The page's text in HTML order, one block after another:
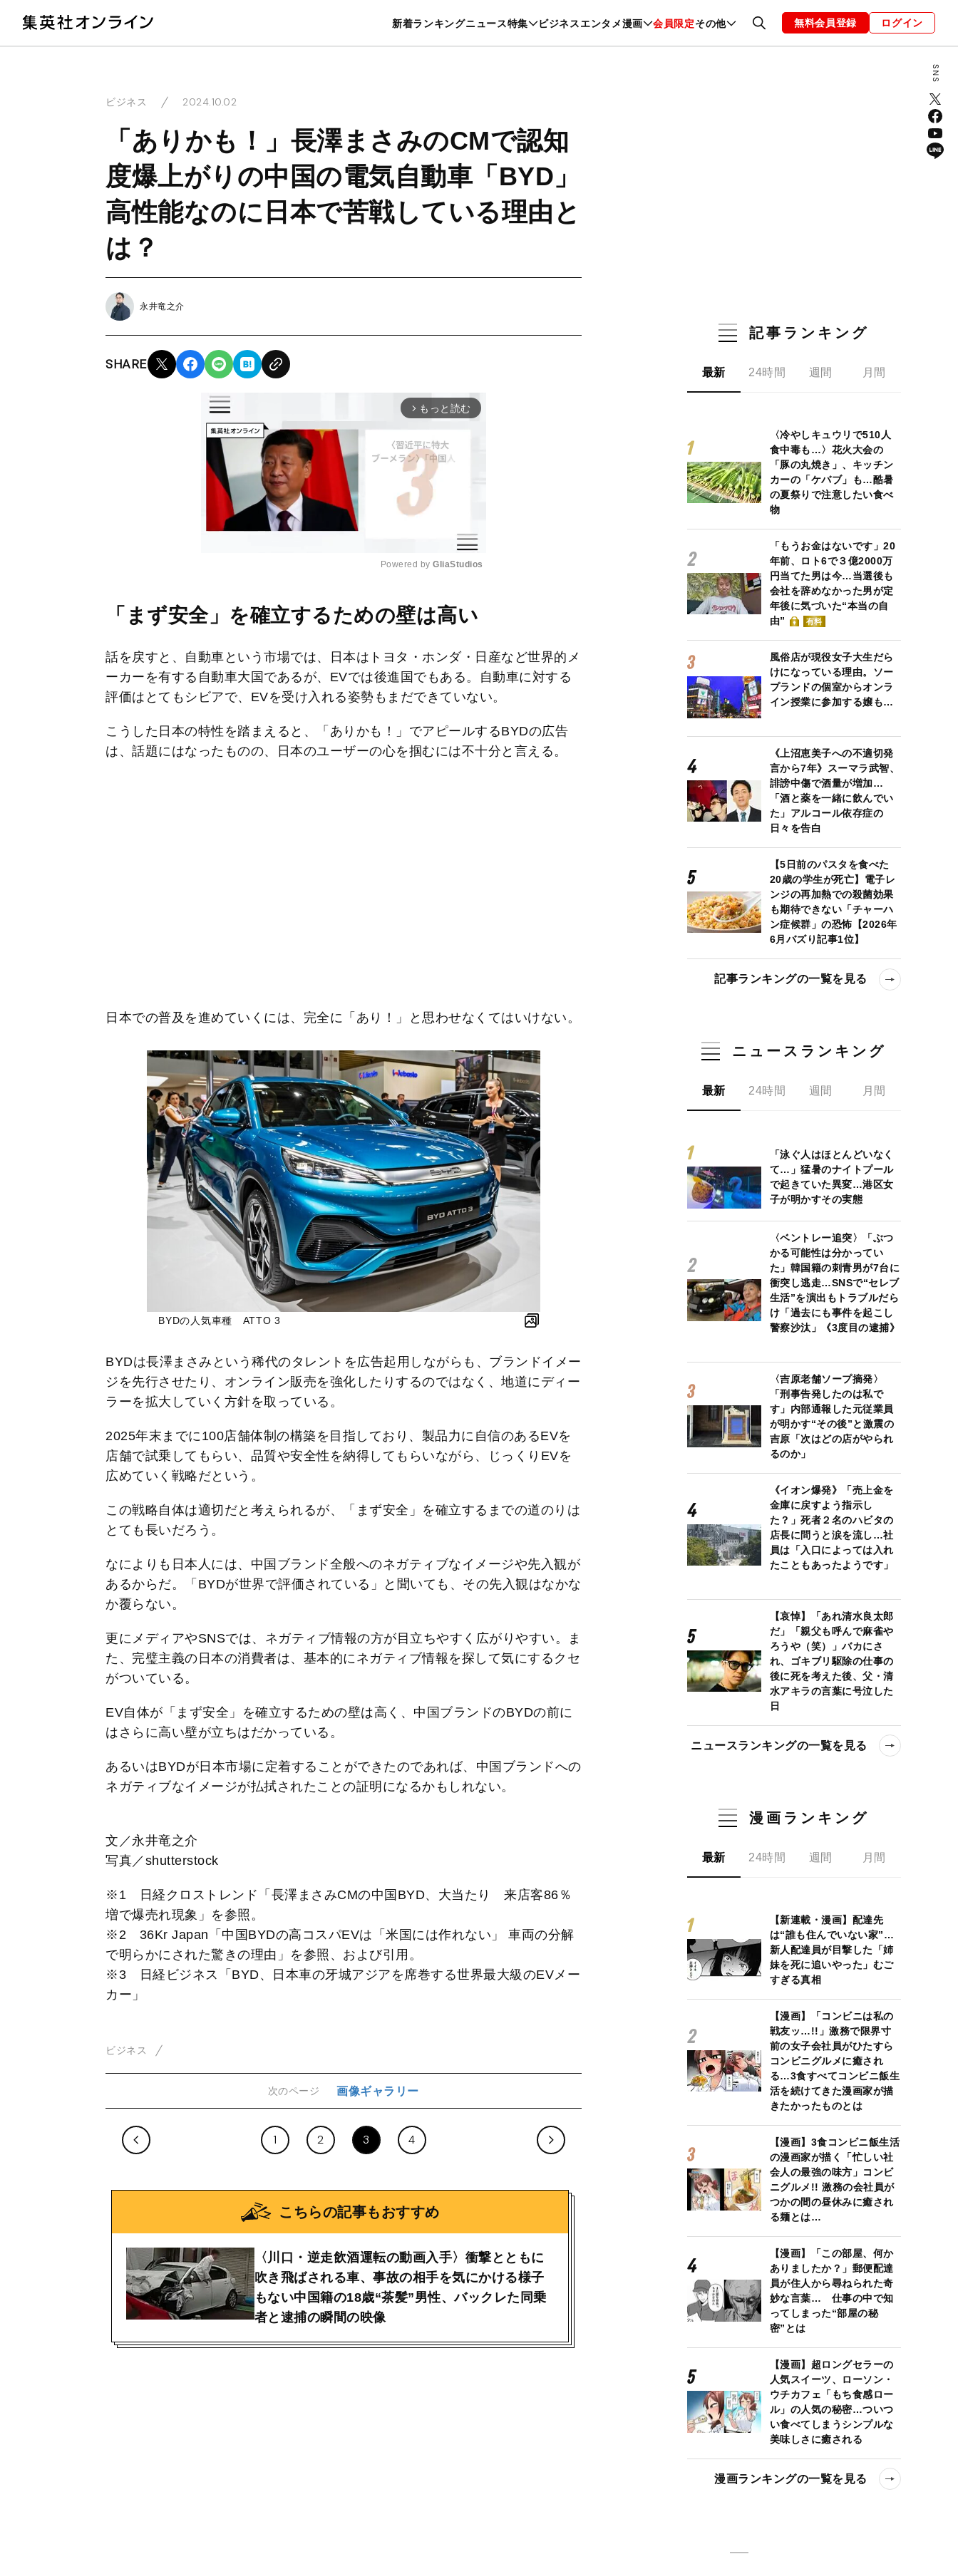
新着ランキングニュース特集 ビジネスエンタメ漫画 会員限定その他
暮らし スポーツ ヘルスケア 美容 グルメ ファッション 恋愛・結婚 編集部 お知らせ
無料会員登録 ログイン
ビジネス 2024.10.02
「ありかも！」長澤まさみのCMで認知
度爆上がりの中国の電気自動車「BYD」
高性能なのに日本で苦戦している理由と
は？
永井竜之介
SHARE
arrow_forward_ios もっと読む
M
u
e
Powered by GliaStudios
「まず安全」を確立するための壁は高い
話を戻すと、自動車という市場では、日本はトヨタ・ホンダ・日産など世界的メ
ーカーを有する自動車大国であるが、EVでは後進国でもある。自動車に対する
評価はとてもシビアで、EVを受け入れる姿勢もまだできていない。
こうした日本の特性を踏まえると、「ありかも！」でアピールするBYDの広告
は、話題にはなったものの、日本のユーザーの心を掴むには不十分と言える。
日本での普及を進めていくには、完全に「あり！」と思わせなくてはいけない。
BYDの人気車種 ATTO 3
BYDは長澤まさみという稀代のタレントを広告起用しながらも、ブランドイメー
ジを先行させたり、オンライン販売を強化したりするのではなく、地道にディー
ラーを拡大していく方針を取っている。
2025年末までに100店舗体制の構築を目指しており、製品力に自信のあるEVを
店舗で試乗してもらい、品質や安全性を納得してもらいながら、じっくりEVを
広めていく戦略だという。
この戦略自体は適切だと考えられるが、「まず安全」を確立するまでの道のりは
とても長いだろう。
なによりも日本人には、中国ブランド全般へのネガティブなイメージや先入観が
あるからだ。「BYDが世界で評価されている」と聞いても、その先入観はなかな
か覆らない。
更にメディアやSNSでは、ネガティブ情報の方が目立ちやすく広がりやすい。ま
た、完璧主義の日本の消費者は、基本的にネガティブ情報を探して気にするクセ
がついている。
EV自体が「まず安全」を確立するための壁は高く、中国ブランドのBYDの前に
はさらに高い壁が立ちはだかっている。
あるいはBYDが日本市場に定着することができたのであれば、中国ブランドへの
ネガティブなイメージが払拭されたことの証明になるかもしれない。
文／永井竜之介
写真／shutterstock
※1 日経クロストレンド「長澤まさみCMの中国BYD、大当たり 来店客86％
増で爆売れ現象」を参照。
※2 36Kr Japan「中国BYDの高コスパEVは「米国には作れない」 車両の分解
で明らかにされた驚きの理由」を参照、および引用。
※3 日経ビジネス「BYD、日本車の牙城アジアを席巻する世界最大級のEVメー
カー」
ビジネス
次のページ 画像ギャラリー
1 2 3 4
こちらの記事もおすすめ
〈川口・逆走飲酒運転の動画入手〉衝撃とともに
吹き飛ばされる車、事故の相手を気にかける様子
もない中国籍の18歳“茶髪”男性、バックレた同乗
者と逮捕の瞬間の映像
記事ランキング
最新 24時間 週間 月間
〈冷やしキュウリで510人
食中毒も…〉花火大会の
「豚の丸焼き」、キッチン
カーの「ケバブ」も…酷暑
の夏祭りで注意したい食べ
物
「もうお金はないです」20
年前、ロト6で３億2000万
円当てた男は今…当選後も
会社を辞めなかった男が定
年後に気づいた“本当の自
由”
有料
風俗店が現役女子大生だら
けになっている理由。ソー
プランドの個室からオンラ
イン授業に参加する嬢も…
《上沼恵美子への不適切発
言から7年》スーマラ武智、
誹謗中傷で酒量が増加…
「酒と薬を一緒に飲んでい
た」アルコール依存症の
日々を告白
【5日前のパスタを食べた
20歳の学生が死亡】電子レ
ンジの再加熱での殺菌効果
も期待できない「チャーハ
ン症候群」の恐怖【2026年
6月バズり記事1位】
記事ランキングの一覧を見る
ニュースランキング
最新 24時間 週間 月間
「泳ぐ人はほとんどいなく
て…」猛暑のナイトプール
で起きていた異変…港区女
子が明かすその実態
〈ベントレー追突〉「ぶつ
かる可能性は分かってい
た」韓国籍の刺青男が7台に
衝突し逃走…SNSで“セレブ
生活”を演出もトラブルだら
け「過去にも事件を起こし
警察沙汰」《3度目の逮捕》
〈吉原老舗ソープ摘発〉
「刑事告発したのは私で
す」内部通報した元従業員
が明かす“その後”と激震の
吉原「次はどの店がやられ
るのか」
《イオン爆発》「売上金を
金庫に戻すよう指示し
た？」死者２名のハビタの
店長に問うと涙を流し…社
員は「入口によっては入れ
たこともあったようです」
【哀悼】「あれ清水良太郎
だ」「親父も呼んで麻雀や
ろうや（笑）」バカにさ
れ、ゴキブリ駆除の仕事の
後に死を考えた後、父・清
水アキラの言葉に号泣した
日
ニュースランキングの一覧を見る
漫画ランキング
最新 24時間 週間 月間
【新連載・漫画】配達先
は“誰も住んでいない家”…
新人配達員が目撃した「姉
妹を死に追いやった」むご
すぎる真相
【漫画】「コンビニは私の
戦友ッ…!!」激務で限界寸
前の女子会社員がひたすら
コンビニグルメに癒され
る…3食すべてコンビニ飯生
活を続けてきた漫画家が描
きたかったものとは
【漫画】3食コンビニ飯生活
の漫画家が描く「忙しい社
会人の最強の味方」コンビ
ニグルメ!! 激務の会社員が
つかの間の昼休みに癒され
る麺とは…
【漫画】「この部屋、何か
ありましたか？」郵便配達
員が住人から尋ねられた奇
妙な言葉… 仕事の中で知
ってしまった“部屋の秘
密”とは
【漫画】超ロングセラーの
人気スイーツ、ローソン・
ウチカフェ「もち食感ロー
ル」の人気の秘密…ついつ
い食べてしまうシンプルな
美味しさに癒される
漫画ランキングの一覧を見る